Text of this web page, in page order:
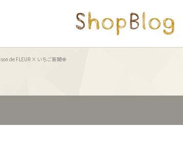
de FLEUR × いちご新聞🍓